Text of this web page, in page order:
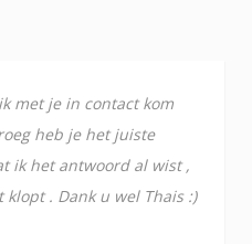
met je in contact kom
heb je het juiste
ik het antwoord al wist ,
. Dank u wel Thais :)